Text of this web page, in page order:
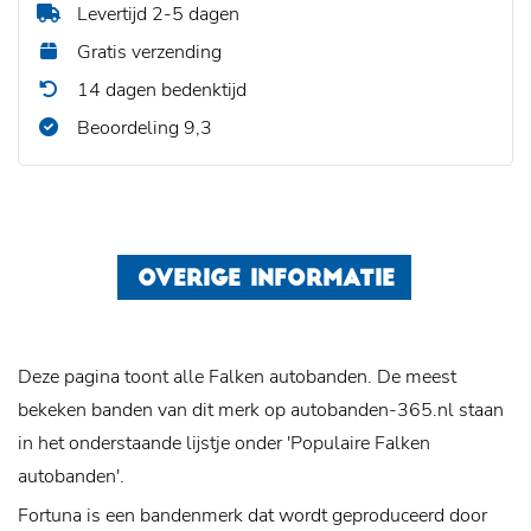
Levertijd 2-5 dagen
Gratis verzending
14 dagen bedenktijd
Beoordeling 9,3
OVERIGE INFORMATIE
Deze pagina toont alle Falken autobanden. De meest
bekeken banden van dit merk op autobanden-365.nl staan
in het onderstaande lijstje onder 'Populaire Falken
autobanden'.
Fortuna is een bandenmerk dat wordt geproduceerd door